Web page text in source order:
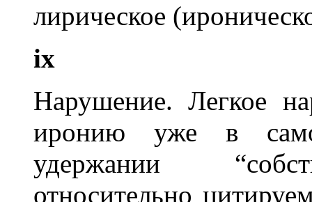
лирическое
ix
Нарушение. Легкое
иронию уже в
удержании
относительно